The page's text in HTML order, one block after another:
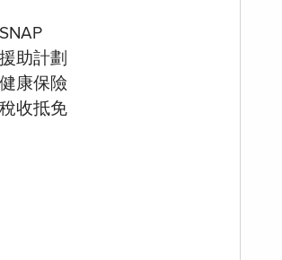
SNAP
援助計劃
健康保險
稅收抵免